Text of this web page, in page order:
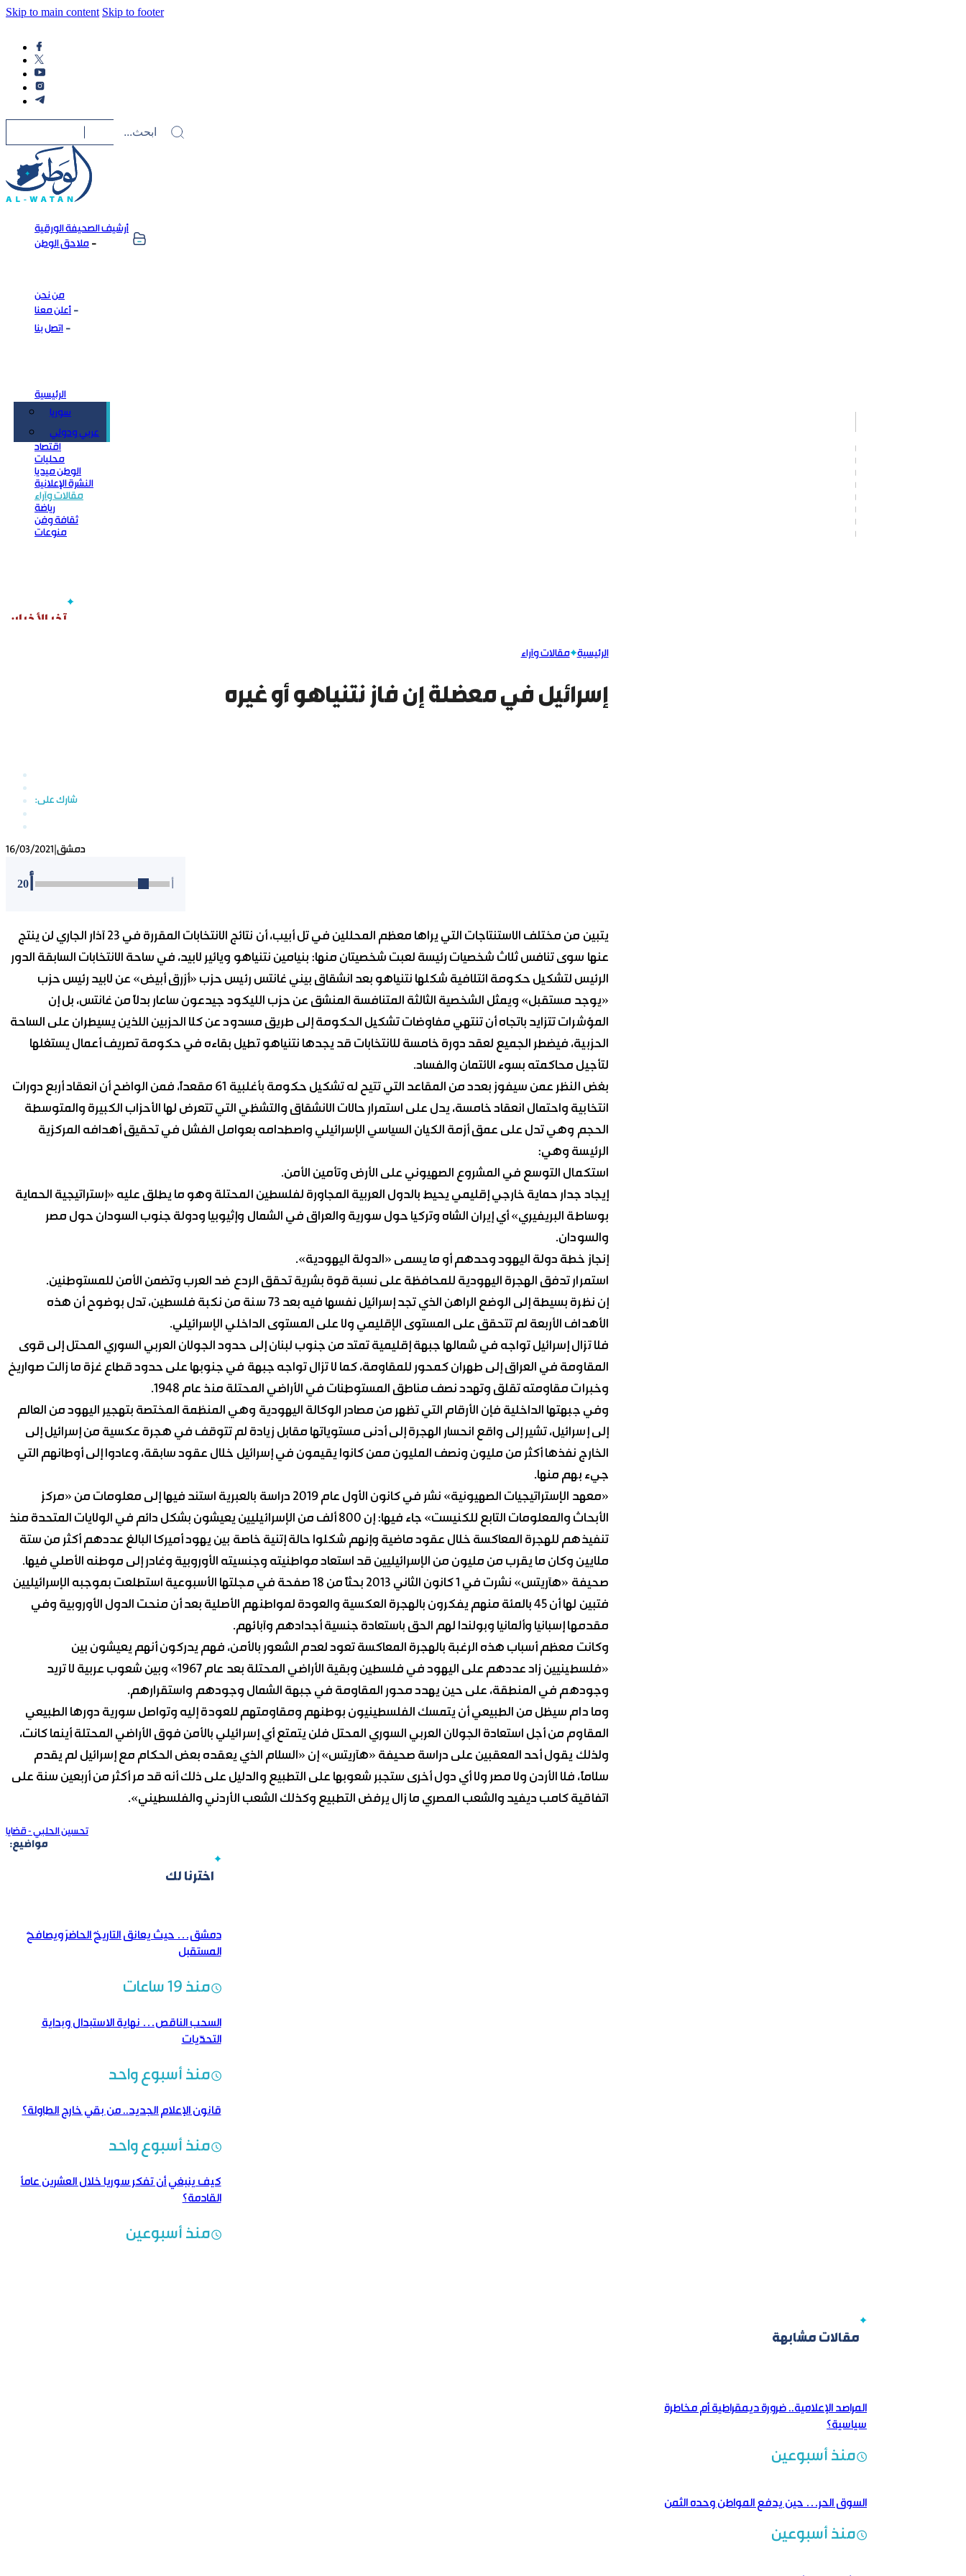
Skip to main content Skip to footer
أرشيف الصحيفة الورقية
ملاحق الوطن
من نحن
أعلن معنا
اتصل بنا
الرئيسية
سوريا
عربي ودولي
اقتصاد
محليات
الوطن ميديا
النشرة الإعلانية
مقالات وآراء
رياضة
ثقافة وفن
منوعات
الرئيسية مقالات وآراء
إسرائيل في معضلة إن فاز نتنياهو أو غيره
16/03/2021 دمشق
20
يتبين من مختلف الاستنتاجات التي يراها معظم المحللين في تل أبيب، أن نتائج الانتخابات المقررة في 23 آذار الجاري لن ينتج
عنها سوى تنافس ثلاث شخصيات رئيسة لعبت شخصيتان منها: بنيامين نتنياهو ويائير لابيد، في ساحة الانتخابات السابقة الدور
الرئيس لتشكيل حكومة ائتلافية شكلها نتنياهو بعد انشقاق بيني غانتس رئيس حزب «أزرق أبيض» عن لابيد رئيس حزب
«يوجد مستقبل» ويمثل الشخصية الثالثة المتنافسة المنشق عن حزب الليكود جيدعون ساعار بدلاً من غانتس، بل إن
المؤشرات تتزايد باتجاه أن تنتهي مفاوضات تشكيل الحكومة إلى طريق مسدود عن كلا الحزبين اللذين يسيطران على الساحة
الحزبية، فيضطر الجميع لعقد دورة خامسة للانتخابات قد يجدها نتنياهو تطيل بقاءه في حكومة تصريف أعمال يستغلها
لتأجيل محاكمته بسوء الائتمان والفساد.
بغض النظر عمن سيفوز بعدد من المقاعد التي تتيح له تشكيل حكومة بأغلبية 61 مقعداً، فمن الواضح أن انعقاد أربع دورات
انتخابية واحتمال انعقاد خامسة، يدل على استمرار حالات الانشقاق والتشظي التي تتعرض لها الأحزاب الكبيرة والمتوسطة
الحجم وهي تدل على عمق أزمة الكيان السياسي الإسرائيلي واصطدامه بعوامل الفشل في تحقيق أهدافه المركزية
الرئيسة وهي:
استكمال التوسع في المشروع الصهيوني على الأرض وتأمين الأمن.
إيجاد جدار حماية خارجي إقليمي يحيط بالدول العربية المجاورة لفلسطين المحتلة وهو ما يطلق عليه «إستراتيجية الحماية
بوساطة البريفيري» أي إيران الشاه وتركيا حول سورية والعراق في الشمال وإثيوبيا ودولة جنوب السودان حول مصر
والسودان.
إنجاز خطة دولة اليهود وحدهم أو ما يسمى «الدولة اليهودية».
استمرار تدفق الهجرة اليهودية للمحافظة على نسبة قوة بشرية تحقق الردع ضد العرب وتضمن الأمن للمستوطنين.
إن نظرة بسيطة إلى الوضع الراهن الذي تجد إسرائيل نفسها فيه بعد 73 سنة من نكبة فلسطين، تدل بوضوح أن هذه
الأهداف الأربعة لم تتحقق على المستوى الإقليمي ولا على المستوى الداخلي الإسرائيلي.
فلا تزال إسرائيل تواجه في شمالها جبهة إقليمية تمتد من جنوب لبنان إلى حدود الجولان العربي السوري المحتل إلى قوى
المقاومة في العراق إلى طهران كمحور للمقاومة، كما لا تزال تواجه جبهة في جنوبها على حدود قطاع غزة ما زالت صواريخ
وخبرات مقاومته تقلق وتهدد نصف مناطق المستوطنات في الأراضي المحتلة منذ عام 1948.
وفي جبهتها الداخلية فإن الأرقام التي تظهر من مصادر الوكالة اليهودية وهي المنظمة المختصة بتهجير اليهود من العالم
إلى إسرائيل، تشير إلى واقع انحسار الهجرة إلى أدنى مستوياتها مقابل زيادة لم تتوقف في هجرة عكسية من إسرائيل إلى
الخارج نفذها أكثر من مليون ونصف المليون ممن كانوا يقيمون في إسرائيل خلال عقود سابقة، وعادوا إلى أوطانهم التي
جيء بهم منها.
«معهد الإستراتيجيات الصهيونية» نشر في كانون الأول عام 2019 دراسة بالعبرية استند فيها إلى معلومات من «مركز
الأبحاث والمعلومات التابع للكنيست» جاء فيها: إن 800 ألف من الإسرائيليين يعيشون بشكل دائم في الولايات المتحدة منذ
تنفيذهم للهجرة المعاكسة خلال عقود ماضية وإنهم شكلوا حالة إتنية خاصة بين يهود أميركا البالغ عددهم أكثر من ستة
ملايين وكان ما يقرب من مليون من الإسرائيليين قد استعاد مواطنيته وجنسيته الأوروبية وغادر إلى موطنه الأصلي فيها.
صحيفة «هآريتس» نشرت في 1 كانون الثاني 2013 بحثاً من 18 صفحة في مجلتها الأسبوعية استطلعت بموجبه الإسرائيليين
فتبين لها أن 45 بالمئة منهم يفكرون بالهجرة العكسية والعودة لمواطنهم الأصلية بعد أن منحت الدول الأوروبية وفي
مقدمها إسبانيا وألمانيا وبولندا لهم الحق باستعادة جنسية أجدادهم وآبائهم.
وكانت معظم أسباب هذه الرغبة بالهجرة المعاكسة تعود لعدم الشعور بالأمن، فهم يدركون أنهم يعيشون بين
«فلسطينيين زاد عددهم على اليهود في فلسطين وبقية الأراضي المحتلة بعد عام 1967» وبين شعوب عربية لا تريد
وجودهم في المنطقة، على حين يهدد محور المقاومة في جبهة الشمال وجودهم واستقرارهم.
وما دام سيظل من الطبيعي أن يتمسك الفلسطينيون بوطنهم ومقاومتهم للعودة إليه وتواصل سورية دورها الطبيعي
المقاوم من أجل استعادة الجولان العربي السوري المحتل فلن يتمتع أي إسرائيلي بالأمن فوق الأراضي المحتلة أينما كانت،
ولذلك يقول أحد المعقبين على دراسة صحيفة «هآريتس» إن «السلام الذي يعقده بعض الحكام مع إسرائيل لم يقدم
سلاماً، فلا الأردن ولا مصر ولا أي دول أخرى ستجبر شعوبها على التطبيع والدليل على ذلك أنه قد مر أكثر من أربعين سنة على
اتفاقية كامب ديفيد والشعب المصري ما زال يرفض التطبيع وكذلك الشعب الأردني والفلسطيني».
تحسين الحلبي - قضايا
مواضيع:
اخترنا لك
دمشق… حيث يعانق التاريخُ الحاضرَ ويصافحُ
المستقبل
منذ 19 ساعات
السحب الناقص… نهاية الاستبدال وبداية
التحدّيات
منذ أسبوع واحد
قانون الإعلام الجديد.. من بقي خارج الطاولة؟
منذ أسبوع واحد
كيف ينبغي أن تفكر سوريا خلال العشرين عاماً
القادمة؟
منذ أسبوعين
مقالات مشابهة
المراصد الإعلامية.. ضرورة ديمقراطية أم مخاطرة
سياسية؟
منذ أسبوعين
السوق الحر… حين يدفع المواطن وحده الثمن
منذ أسبوعين